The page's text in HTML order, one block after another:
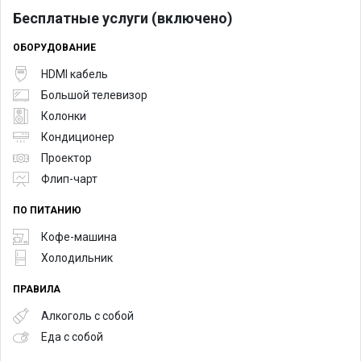
• Высокоскоростной Wi-Fi
• Колонки
• Мультимедийный проектор
• Флипчарт
Бесплатные услуги (включено)
ОБОРУДОВАНИЕ
HDMI кабель
Большой телевизор
Колонки
Кондиционер
Проектор
Флип-чарт
ПО ПИТАНИЮ
Кофе-машина
Холодильник
ПРАВИЛА
Алкоголь с собой
Еда с собой